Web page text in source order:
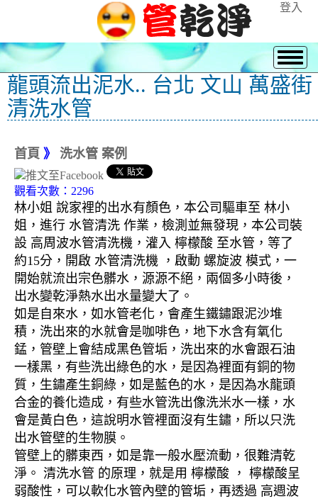
登入
龍頭流出泥水.. 台北 文山 萬盛街
清洗水管
首頁 》 洗水管 案例
觀看次數：2296
林小姐 說家裡的出水有顏色，本公司驅車至 林小
姐，進行 水管清洗 作業，檢測並無發現，本公司裝
設 高周波水管清洗機，灌入 檸檬酸 至水管，等了
約15分，開啟 水管清洗機 ，啟動 螺旋波 模式，一
開始就流出宗色髒水，源源不絕，兩個多小時後，
出水變乾淨熱水出水量變大了。
如是自來水，如水管老化，會產生鐵鏽跟泥沙堆
積，洗出來的水就會是咖啡色，地下水含有氧化
錳，管壁上會結成黑色管垢，洗出來的水會跟石油
一樣黑，有些洗出綠色的水，是因為裡面有銅的物
質，生鏽產生銅綠，如是藍色的水，是因為水龍頭
合金的養化造成，有些水管洗出像洗米水一樣，水
會是黃白色，這說明水管裡面沒有生鏽，所以只洗
出水管壁的生物膜。
管壁上的髒東西，如是靠一般水壓流動，很難清乾
淨。 清洗水管 的原理，就是用 檸檬酸 ， 檸檬酸呈
弱酸性，可以軟化水管內壁的管垢，再透過 高週波